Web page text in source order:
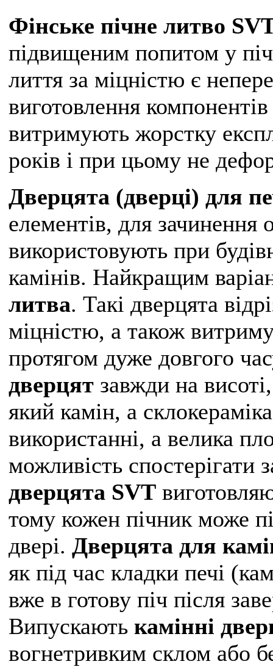
Фінське пічне литво
підвищеним попитом у
лиття за міцністю є
виготовлення
витримують жорстку
років і при цьому не
Дверцята (дверці) для
елементів, для зачинення
використовують при
камінів. Найкращим
литва. Такі дверцята
міцністю, а також
протягом дуже довгого
дверцят завжди на
який камін, а
використанні, а велика
можливість
дверцята SVT
тому кожен пічник може
двері. Дверцята для
як під час кладки печі
вже в готову піч після
Випускають камінні
вогнетривким склом або